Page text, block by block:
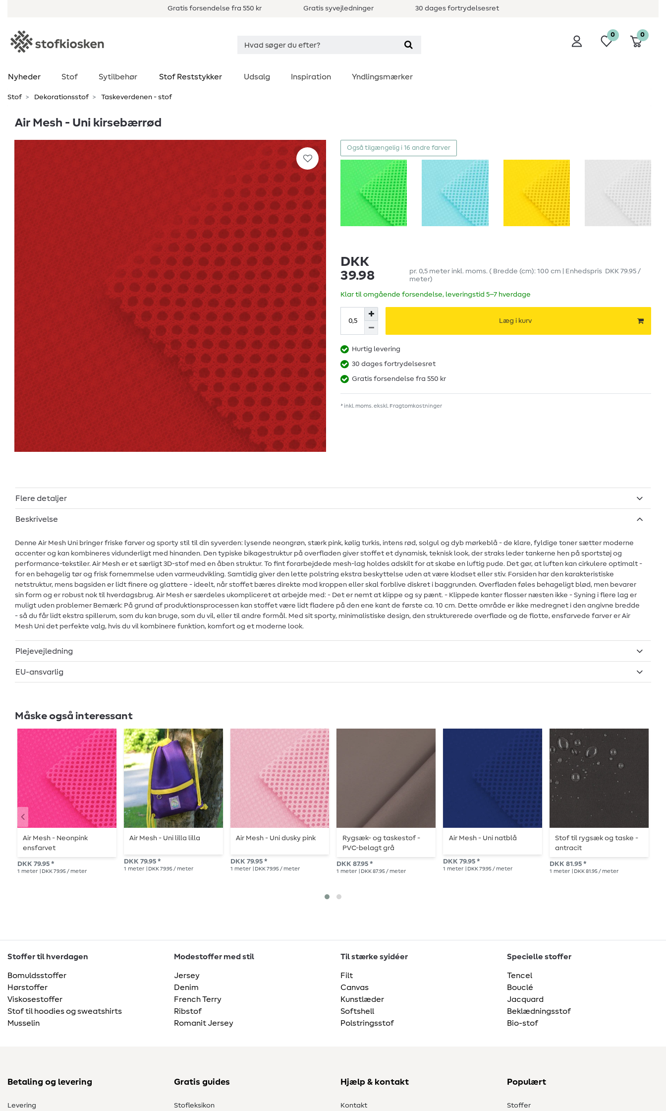
Gratis forsendelse fra 550 kr Gratis syvejledninger 30 dages fortrydelsesret
0 0
Nyheder Stof Sytilbehør Stof Reststykker Udsalg Inspiration Yndlingsmærker
Stof Dekorationsstof Taskeverdenen - stof
Air Mesh - Uni kirsebærrød
Også tilgængelig i 16 andre farver
DKK
39.98
pr. 0,5 meter inkl. moms. ( Bredde (cm): 100 cm | Enhedspris DKK 79.95 /
meter)
Klar til omgående forsendelse, leveringstid 5–7 hverdage
Læg i kurv
Hurtig levering
30 dages fortrydelsesret
Gratis forsendelse fra 550 kr
* inkl. moms. ekskl. Fragtomkostninger
Flere detaljer
Beskrivelse
Denne Air Mesh Uni bringer friske farver og sporty stil til din syverden: lysende neongrøn, stærk pink, kølig turkis, intens rød, solgul og dyb mørkeblå - de klare, fyldige toner sætter moderne
accenter og kan kombineres vidunderligt med hinanden. Den typiske bikagestruktur på overfladen giver stoffet et dynamisk, teknisk look, der straks leder tankerne hen på sportstøj og
performance-tekstiler. Air Mesh er et særligt 3D-stof med en åben struktur. To fint forarbejdede mesh-lag holdes adskilt for at skabe en luftig pude. Det gør, at luften kan cirkulere optimalt -
for en behagelig tør og frisk fornemmelse uden varmeudvikling. Samtidig giver den lette polstring ekstra beskyttelse uden at være klodset eller stiv. Forsiden har den karakteristiske
netstruktur, mens bagsiden er lidt finere og glattere - ideelt, når stoffet bæres direkte mod kroppen eller skal forblive diskret i baggrunden. Overfladen føles behageligt blød, men bevarer
sin form og er robust nok til hverdagsbrug. Air Mesh er særdeles ukompliceret at arbejde med: - Det er nemt at klippe og sy pænt. - Klippede kanter flosser næsten ikke - Syning i flere lag er
muligt uden problemer Bemærk: På grund af produktionsprocessen kan stoffet være lidt fladere på den ene kant de første ca. 10 cm. Dette område er ikke medregnet i den angivne bredde
- så du får lidt ekstra spillerum, som du kan bruge, som du vil, eller til andre formål. Med sit sporty, minimalistiske design, den strukturerede overflade og de flotte, ensfarvede farver er Air
Mesh Uni det perfekte valg, hvis du vil kombinere funktion, komfort og et moderne look.
Plejevejledning
EU-ansvarlig
Måske også interessant
Air Mesh - Neonpink
ensfarvet
DKK 79.95 *
1 meter | DKK 79.95 / meter
Air Mesh - Uni lilla lilla
DKK 79.95 *
1 meter | DKK 79.95 / meter
Air Mesh - Uni dusky pink
DKK 79.95 *
1 meter | DKK 79.95 / meter
Rygsæk- og taskestof -
PVC-belagt grå
DKK 87.95 *
1 meter | DKK 87.95 / meter
Air Mesh - Uni natblå
DKK 79.95 *
1 meter | DKK 79.95 / meter
Stof til rygsæk og taske -
antracit
DKK 81.95 *
1 meter | DKK 81.95 / meter
Stoffer til hverdagen
Bomuldsstoffer
Hørstoffer
Viskosestoffer
Stof til hoodies og sweatshirts
Musselin
Modestoffer med stil
Jersey
Denim
French Terry
Ribstof
Romanit Jersey
Til stærke syidéer
Filt
Canvas
Kunstlæder
Softshell
Polstringsstof
Specielle stoffer
Tencel
Bouclé
Jacquard
Beklædningsstof
Bio-stof
Betaling og levering
Levering
Gratis guides
Stofleksikon
Hjælp & kontakt
Kontakt
Populært
Stoffer